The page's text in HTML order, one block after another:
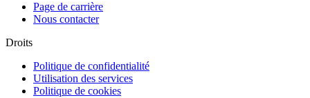
Page de carrière
Nous contacter
Droits
Politique de confidentialité
Utilisation des services
Politique de cookies